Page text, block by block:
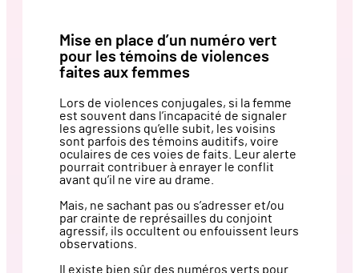
Mise en place d’un numéro vert
pour les témoins de violences
faites aux femmes
Lors de violences conjugales, si la femme
est souvent dans l’incapacité de signaler
les agressions qu’elle subit, les voisins
sont parfois des témoins auditifs, voire
oculaires de ces voies de faits. Leur alerte
pourrait contribuer à enrayer le conflit
avant qu’il ne vire au drame.
Mais, ne sachant pas ou s’adresser et/ou
par crainte de représailles du conjoint
agressif, ils occultent ou enfouissent leurs
observations.
Il existe bien sûr des numéros verts pour